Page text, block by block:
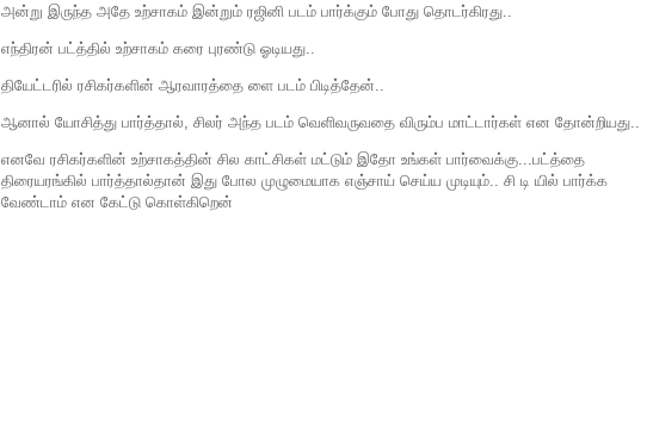
அன்று இருந்த அதே உற்சாகம் இன்றும் ரஜினி படம் பார்க்கும் போது தொடர்கிரது..
எந்திரன் பட்த்தில் உற்சாகம் கரை புரண்டு ஓடியது..
தியேட்டரில் ரசிகர்களின் ஆரவாரத்தை ளை படம் பிடித்தேன்..
ஆனால் யோசித்து பார்த்தால், சிலர் அந்த படம் வெளிவருவதை விரும்ப மாட்டார்கள் என தோன்றியது..
எனவே ரசிகர்களின் உற்சாகத்தின் சில காட்சிகள் மட்டும் இதோ உங்கள் பார்வைக்கு...பட்த்தை
திரையரங்கில் பார்த்தால்தான் இது போல முழுமையாக எஞ்சாய் செய்ய முடியும்.. சி டி யில் பார்க்க
வேண்டாம் என கேட்டு கொள்கிறென்